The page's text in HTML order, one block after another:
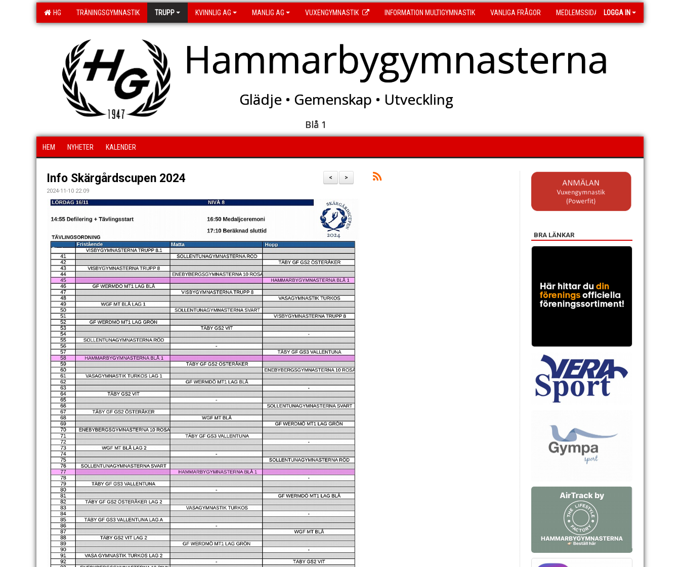
HG TRÄNINGSGYMNASTIK TRUPP KVINNLIG AG MANLIG AG VUXENGYMNASTIK INFORMATION MULTIGYMNASTIK VANLIGA FRÅGOR MEDLEMSSIDA LOGGA IN
Hammarbygymnasterna
Glädje • Gemenskap • Utveckling
Blå 1
HEM NYHETER KALENDER
>
<
Info Skärgårdscupen 2024
2024-11-10 22:09
BRA LÄNKAR